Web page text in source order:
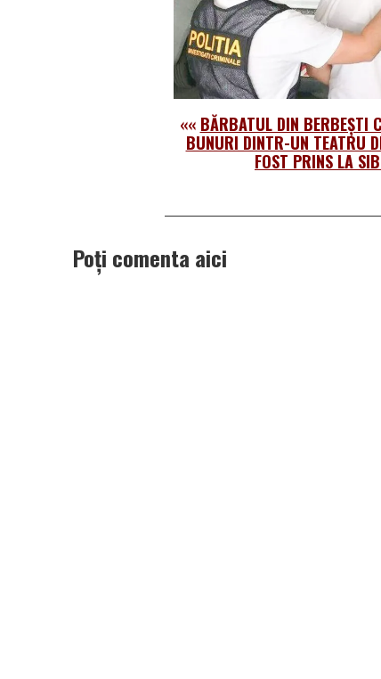
«« BĂRBATUL DIN BERBEȘTI
BUNURI DINTR-UN TEATRU
FOST PRINS LA
Poți comenta aici